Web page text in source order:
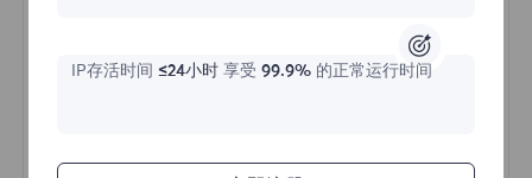
$?/天
立即购买
IP存活时间 ≤24小时享受 99.9%的正常运行时间